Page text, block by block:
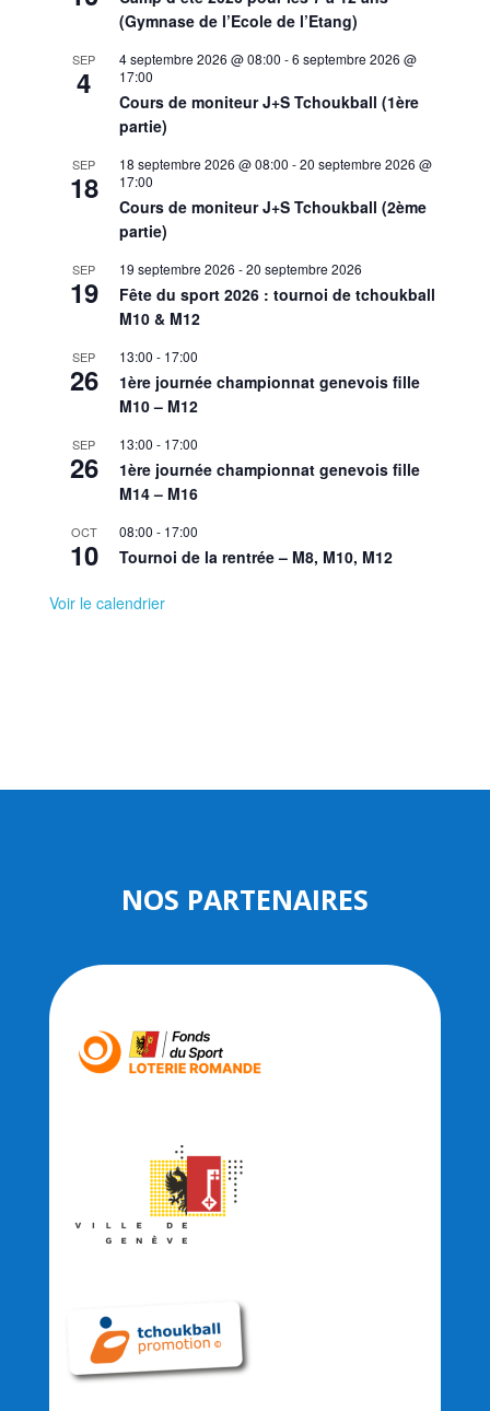
(Gymnase de l’Ecole de l’Etang)
SEP
4
4 septembre 2026 @ 08:00 -6 septembre 2026 @
17:00
Cours de moniteur J+S Tchoukball (1ère
partie)
SEP
18
18 septembre 2026 @ 08:00 -20 septembre 2026 @
17:00
Cours de moniteur J+S Tchoukball (2ème
partie)
SEP
19
19 septembre 2026 -20 septembre 2026
Fête du sport 2026 : tournoi de tchoukball
M10 & M12
SEP
26
13:00 - 17:00
1ère journée championnat genevois fille
M10 – M12
SEP
26
13:00 - 17:00
1ère journée championnat genevois fille
M14 – M16
OCT
10
08:00 - 17:00
Tournoi de la rentrée – M8, M10, M12
Voir le calendrier
NOS PARTENAIRES